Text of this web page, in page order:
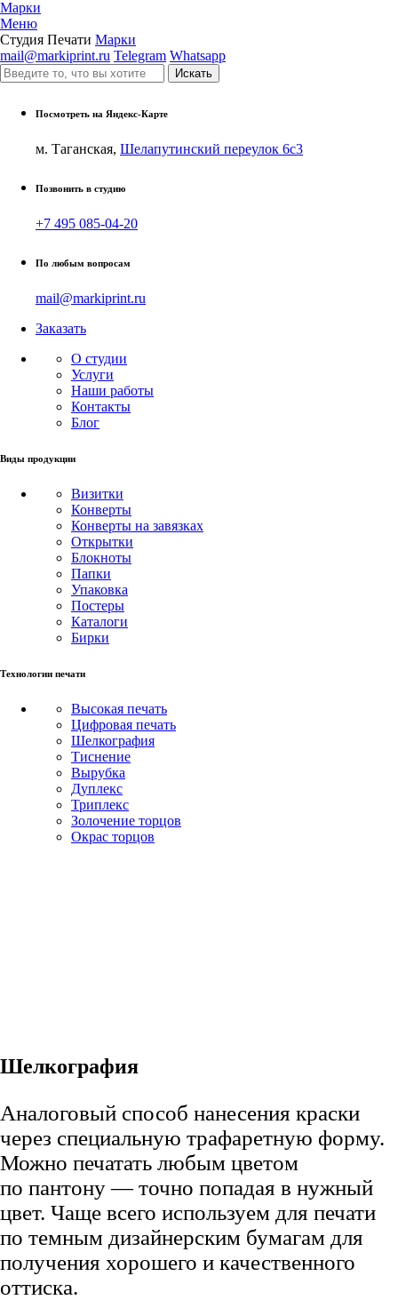
Марки
Меню
Студия Печати Марки
mail@markiprint.ru Telegram Whatsapp
Посмотреть на Яндекс-Карте
м. Таганская, Шелапутинский переулок 6с3
Позвонить в студию
+7 495 085-04-20
По любым вопросам
mail@markiprint.ru
Заказать
О студии
Услуги
Наши работы
Контакты
Блог
Виды продукции
Визитки
Конверты
Конверты на завязках
Открытки
Блокноты
Папки
Упаковка
Постеры
Каталоги
Бирки
Технологии печати
Высокая печать
Цифровая печать
Шелкография
Тиснение
Вырубка
Дуплекс
Триплекс
Золочение торцов
Окрас торцов
Шелкография
Аналоговый способ нанесения краски
через специальную трафаретную форму.
Можно печатать любым цветом
по пантону — точно попадая в нужный
цвет. Чаще всего используем для печати
по темным дизайнерским бумагам для
получения хорошего и качественного
оттиска.